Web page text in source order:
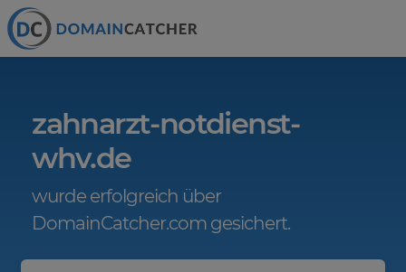
zahnarzt-notdienst-
whv.de
wurde erfolgreich über
DomainCatcher.com gesichert.